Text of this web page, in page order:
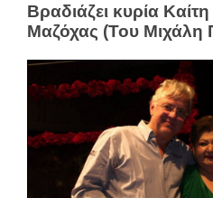
Βραδιάζει κυρία
Μαζόχας (Του Μιχάλη